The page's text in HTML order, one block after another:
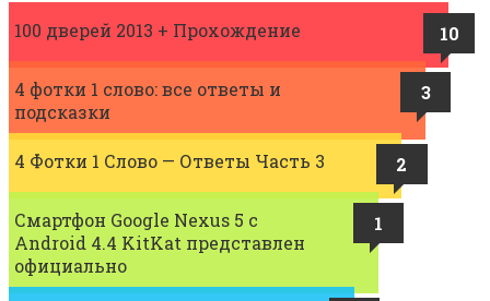
100 дверей 2013 + Прохождение
10
4 фотки 1 слово: все ответы и
подсказки
3
4 Фотки 1 Слово — Ответы Часть 3 2
Смартфон Google Nexus 5 с
Android 4.4 KitKat представлен
официально
1